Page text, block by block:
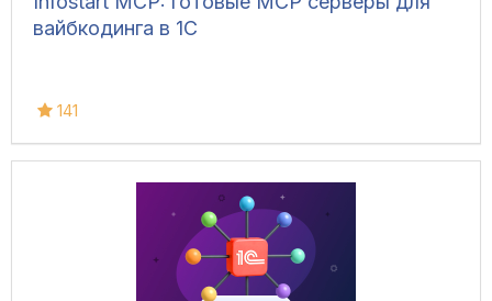
вайбкодинга в 1С
141